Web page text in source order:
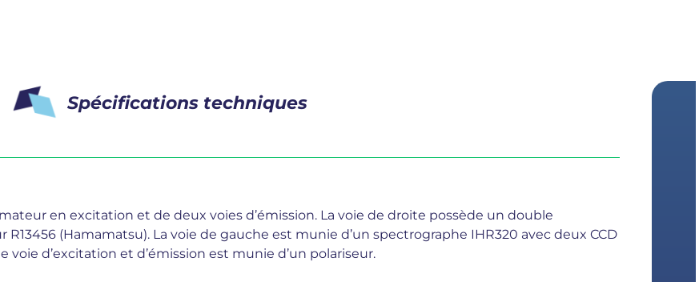
Spécifications techniques
en excitation et de deux voies d’émission. La voie de droite possède un double
(Hamamatsu). La voie de gauche est munie d’un spectrographe IHR320 avec deux CCD
voie d’excitation et d’émission est munie d’un polariseur.